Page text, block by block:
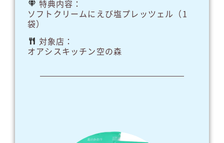
特典内容：
ソフトクリームにえび塩プレッツェル（1
袋）
対象店：
オアシスキッチン空の森